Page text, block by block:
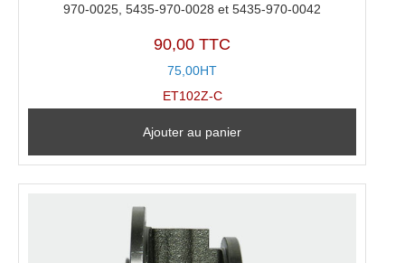
970-0025, 5435-970-0028 et 5435-970-0042
90,00 TTC
75,00HT
ET102Z-C
Ajouter au panier